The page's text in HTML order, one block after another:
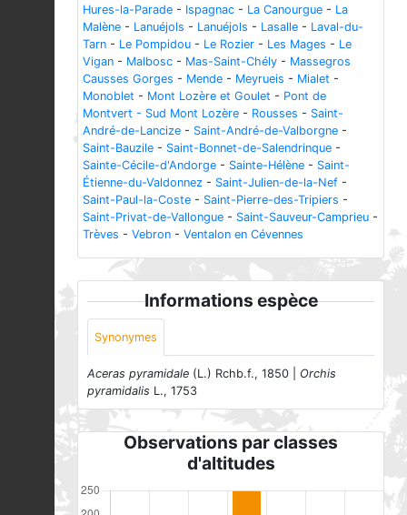
Hures-la-Parade - Ispagnac - La Canourgue - La
Malène - Lanuéjols - Lanuéjols - Lasalle - Laval-du-
Tarn - Le Pompidou - Le Rozier - Les Mages - Le
Vigan - Malbosc - Mas-Saint-Chély - Massegros
Causses Gorges - Mende - Meyrueis - Mialet -
Monoblet - Mont Lozère et Goulet - Pont de
Montvert - Sud Mont Lozère - Rousses - Saint-
André-de-Lancize - Saint-André-de-Valborgne -
Saint-Bauzile - Saint-Bonnet-de-Salendrinque -
Sainte-Cécile-d'Andorge - Sainte-Hélène - Saint-
Étienne-du-Valdonnez - Saint-Julien-de-la-Nef -
Saint-Paul-la-Coste - Saint-Pierre-des-Tripiers -
Saint-Privat-de-Vallongue - Saint-Sauveur-Camprieu -
Trèves - Vebron - Ventalon en Cévennes
Informations espèce
Synonymes
Aceras pyramidale (L.) Rchb.f., 1850 | Orchis
pyramidalis L., 1753
Observations par classes
d'altitudes